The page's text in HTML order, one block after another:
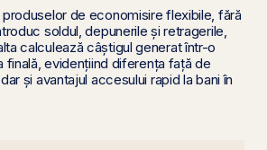
de economisire flexibile, fără
soldul, depunerile și retragerile,
calculează câștigul generat într-o
finală, evidențiind diferența față de
și avantajul accesului rapid la bani în